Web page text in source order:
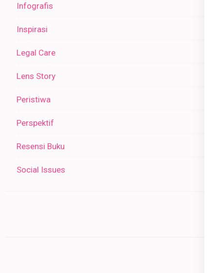
Infografis
Inspirasi
Legal Care
Lens Story
Peristiwa
Perspektif
Resensi Buku
Social Issues